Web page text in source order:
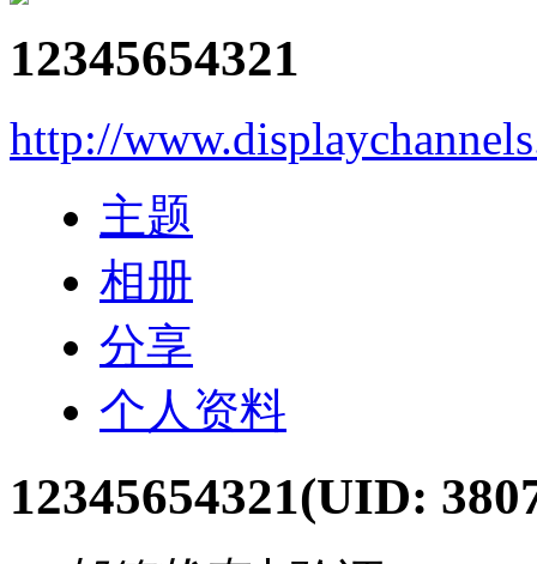
12345654321
http://
主题
相册
分享
个人资料
12345654321(UID: